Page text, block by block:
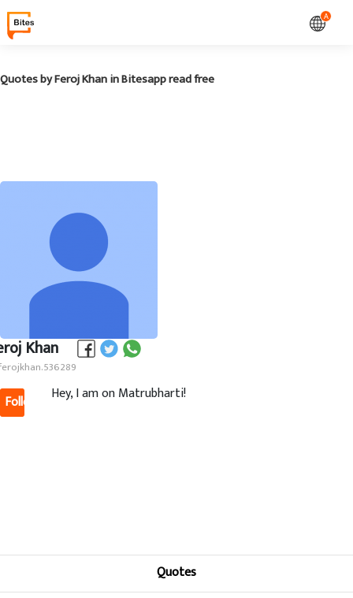
A
Quotes by Feroj Khan in Bitesapp read free
Khan
Follow Hey, I am on Matrubharti!
Quotes